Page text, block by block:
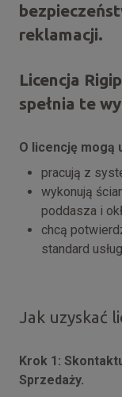
reklamacji.
Licencja
spełnia te
O licencję mogą
pracują z
wykonują
poddasza i
chcą
standard usług
Jak uzyskać
Krok 1:
Sprzedaży.